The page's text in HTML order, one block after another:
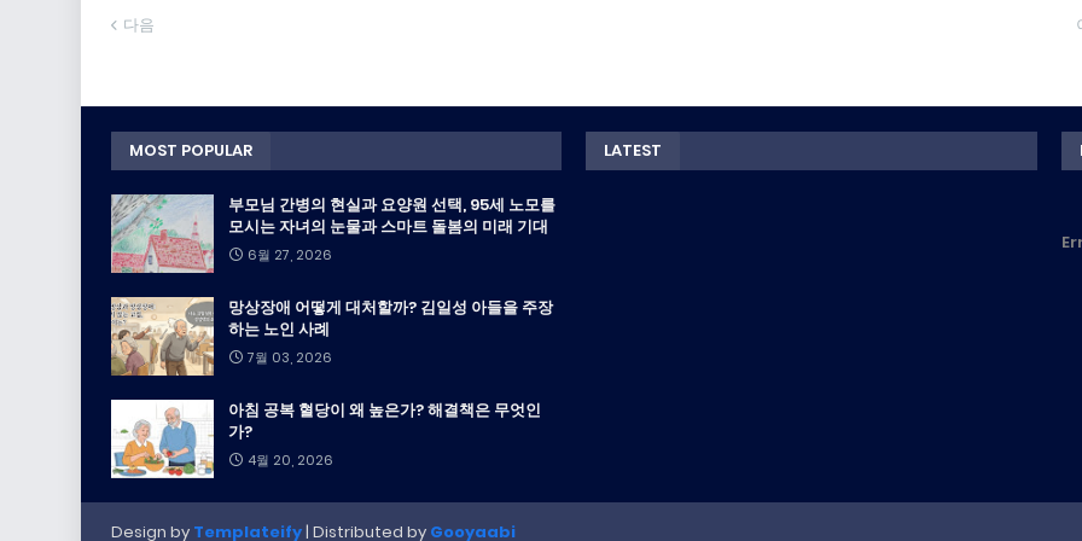
다음
MOST POPULAR
부모님 간병의 현실과 요양원 선택, 95세 노모를
모시는 자녀의 눈물과 스마트 돌봄의 미래 기대
6월 27, 2026
망상장애 어떻게 대처할까? 김일성 아들을 주장
하는 노인 사례
7월 03, 2026
아침 공복 혈당이 왜 높은가? 해결책은 무엇인
가?
4월 20, 2026
LATEST
Design by Templateify| Distributed by Gooyaabi